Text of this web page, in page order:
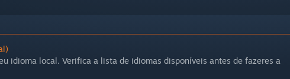
idioma local. Verifica a lista de idiomas disponíveis antes de fazeres a